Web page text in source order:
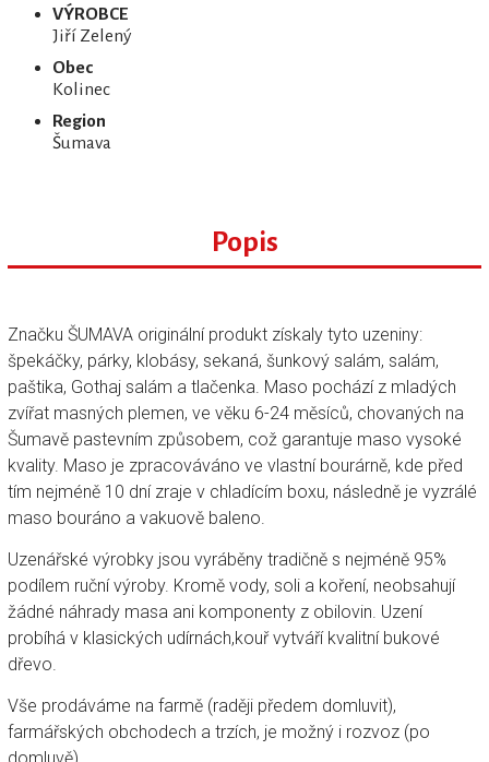
VÝROBCE
Jiří Zelený
Obec
Kolinec
Region
Šumava
Popis
Značku ŠUMAVA originální produkt získaly tyto uzeniny:
špekáčky, párky, klobásy, sekaná, šunkový salám, salám,
paštika, Gothaj salám a tlačenka. Maso pochází z mladých
zvířat masných plemen, ve věku 6-24 měsíců, chovaných na
Šumavě pastevním způsobem, což garantuje maso vysoké
kvality. Maso je zpracováváno ve vlastní bourárně, kde před
tím nejméně 10 dní zraje v chladícím boxu, následně je vyzrálé
maso bouráno a vakuově baleno.
Uzenářské výrobky jsou vyráběny tradičně s nejméně 95%
podílem ruční výroby. Kromě vody, soli a koření, neobsahují
žádné náhrady masa ani komponenty z obilovin. Uzení
probíhá v klasických udírnách,kouř vytváří kvalitní bukové
dřevo.
Vše prodáváme na farmě (raději předem domluvit),
farmářských obchodech a trzích, je možný i rozvoz (po
domluvě).